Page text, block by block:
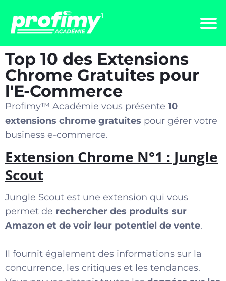
Top 10 des Extensions
Chrome Gratuites pour
l'E-Commerce
Profimy™️ Académie vous présente 10
extensions chrome gratuites pour gérer votre
business e-commerce.
Extension Chrome N°1 : Jungle
Scout
Jungle Scout est une extension qui vous
permet de rechercher des produits sur
Amazon et de voir leur potentiel de vente.
Il fournit également des informations sur la
concurrence, les critiques et les tendances.